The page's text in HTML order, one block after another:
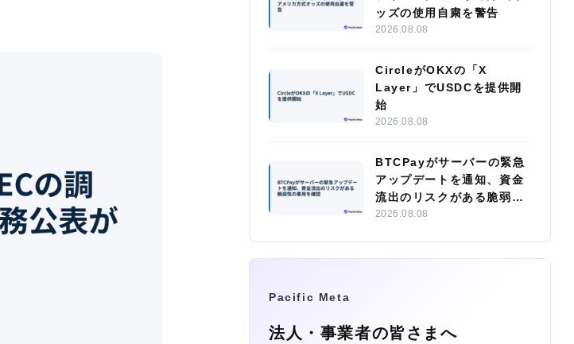
ッズの使用自粛を警告
2026.08.08
CircleがOKXの「X
Layer」でUSDCを提供開
始
2026.08.08
BTCPayがサーバーの緊急
アップデートを通知、資金
流出のリスクがある脆弱性
の悪用を確認
2026.08.08
Pacific Meta
法人・事業者の皆さまへ